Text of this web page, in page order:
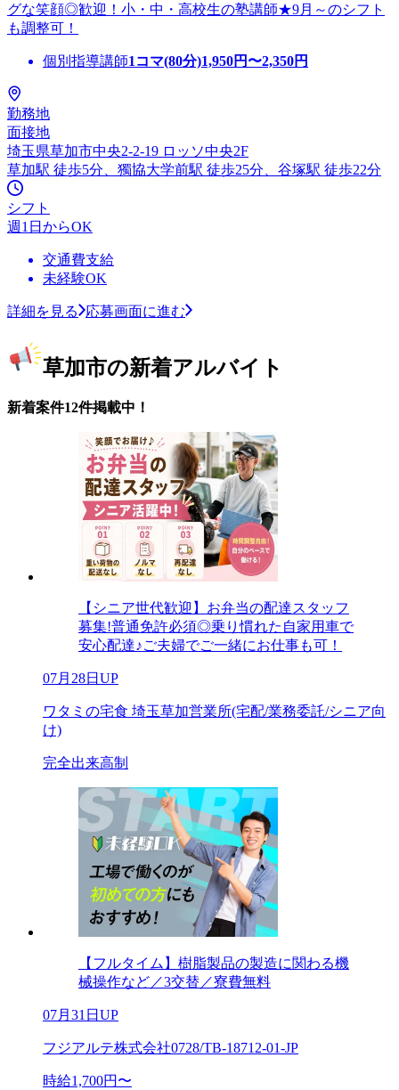
グな笑顔◎歓迎！小・中・高校生の塾講師★9月～のシフト
も調整可！
個別指導講師1コマ(80分)1,950円〜2,350円
勤務地
面接地
埼玉県草加市中央2-2-19 ロッソ中央2F
草加駅 徒歩5分、獨協大学前駅 徒歩25分、谷塚駅 徒歩22分
シフト
週1日からOK
交通費支給
未経験OK
詳細を見る 応募画面に進む
草加市の新着アルバイト
新着案件12件掲載中！
【シニア世代歓迎】お弁当の配達スタッフ
募集!普通免許必須◎乗り慣れた自家用車で
安心配達♪ご夫婦でご一緒にお仕事も可！
07月28日UP
ワタミの宅食 埼玉草加営業所(宅配/業務委託/シニア向
け)
完全出来高制
【フルタイム】樹脂製品の製造に関わる機
械操作など／3交替／寮費無料
07月31日UP
フジアルテ株式会社0728/TB-18712-01-JP
時給1,700円〜